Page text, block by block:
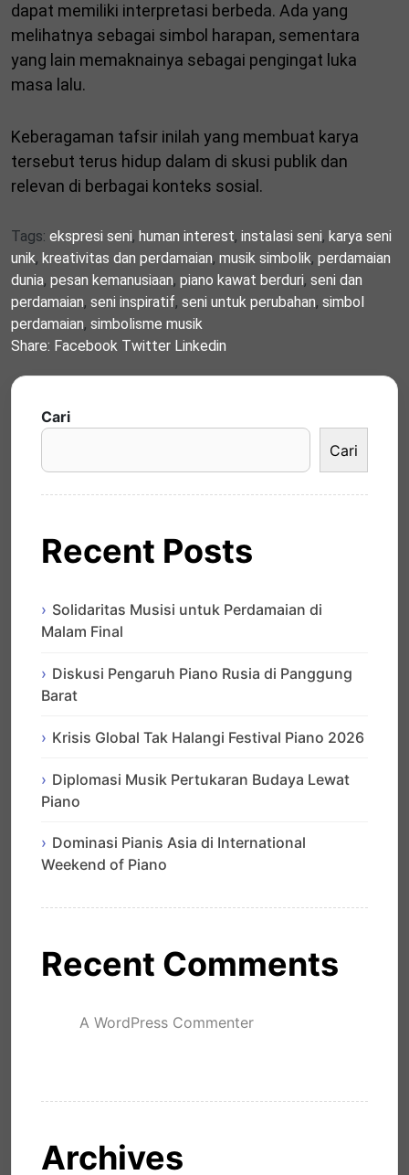
dapat memiliki interpretasi berbeda. Ada yang
melihatnya sebagai simbol harapan, sementara
yang lain memaknainya sebagai pengingat luka
masa lalu.
Keberagaman tafsir inilah yang membuat karya
tersebut terus hidup dalam di skusi publik dan
relevan di berbagai konteks sosial.
Tags: ekspresi seni, human interest, instalasi seni, karya seni
unik, kreativitas dan perdamaian, musik simbolik, perdamaian
dunia, pesan kemanusiaan, piano kawat berduri, seni dan
perdamaian, seni inspiratif, seni untuk perubahan, simbol
perdamaian, simbolisme musik
Share: Facebook Twitter Linkedin
Cari
Cari
Recent Posts
Solidaritas Musisi untuk Perdamaian di
Malam Final
Diskusi Pengaruh Piano Rusia di Panggung
Barat
Krisis Global Tak Halangi Festival Piano 2026
Diplomasi Musik Pertukaran Budaya Lewat
Piano
Dominasi Pianis Asia di International
Weekend of Piano
Recent Comments
A WordPress Commenter
Archives